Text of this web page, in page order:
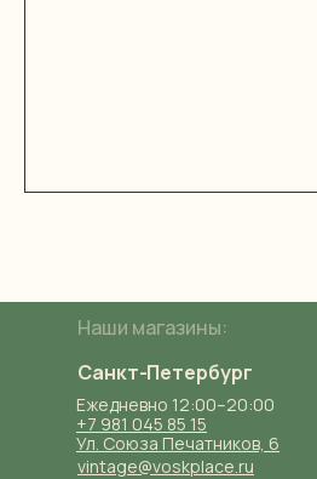
КаталогО насКонтакты
Наши магазины:
Санкт-Петербург
vintage@voskplace.ru
Ежедневно 12:00–20:00
+7 981 045 85 15
Ул. Союза Печатников, 6